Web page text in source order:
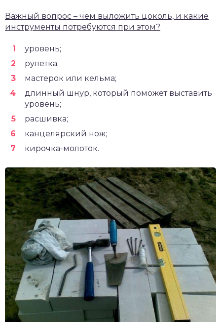
Важный вопрос – чем выложить цоколь, и какие
инструменты потребуются при этом?
уровень;
рулетка;
мастерок или кельма;
длинный шнур, который поможет выставить
уровень;
расшивка;
канцелярский нож;
кирочка-молоток.